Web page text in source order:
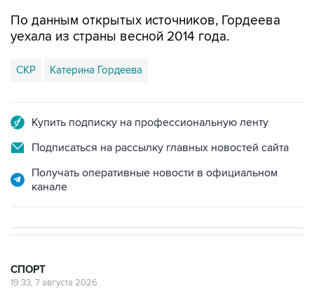
По данным открытых источников, Гордеева
уехала из страны весной 2014 года.
СКР Катерина Гордеева
Купить подписку на профессиональную ленту
Подписаться на рассылку главных новостей сайта
Получать оперативные новости в официальном
канале
СПОРТ
19:33, 7 августа 2026